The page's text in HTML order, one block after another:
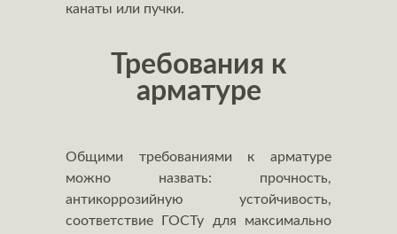
канаты или пучки.
Требования к
арматуре
Общими требованиями к арматуре
можно назвать: прочность,
антикоррозийную устойчивость,
соответствие ГОСТу для максимально